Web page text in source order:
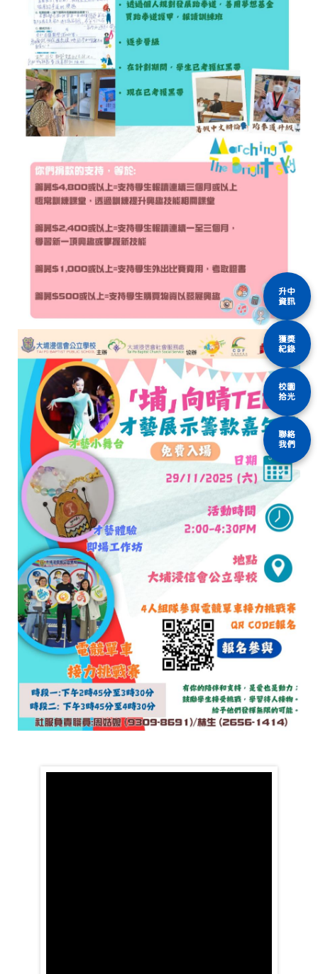
升中
資訊
獲獎
紀錄
校園
拾光
聯絡
我們